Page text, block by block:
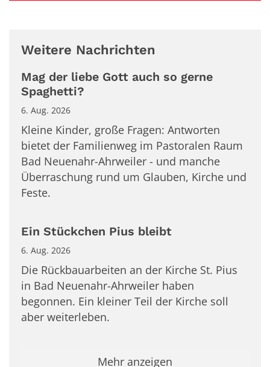
Weitere Nachrichten
Mag der liebe Gott auch so gerne
Spaghetti?
6. Aug. 2026
Kleine Kinder, große Fragen: Antworten
bietet der Familienweg im Pastoralen Raum
Bad Neuenahr-Ahrweiler - und manche
Überraschung rund um Glauben, Kirche und
Feste.
Ein Stückchen Pius bleibt
6. Aug. 2026
Die Rückbauarbeiten an der Kirche St. Pius
in Bad Neuenahr-Ahrweiler haben
begonnen. Ein kleiner Teil der Kirche soll
aber weiterleben.
Mehr anzeigen